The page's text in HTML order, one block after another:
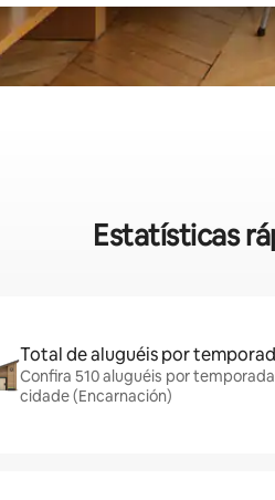
Estatísticas
Total de aluguéis por
Confira 510 aluguéis por
cidade (Encarnación)